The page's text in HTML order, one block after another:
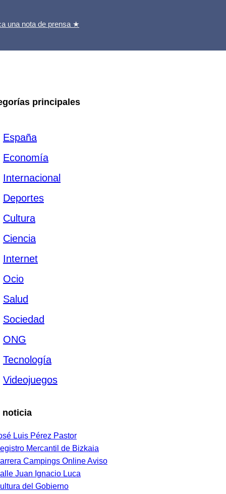
una nota de prensa ★
principales
España
Economía
Internacional
Deportes
Cultura
Ciencia
Internet
Ocio
Salud
Sociedad
ONG
Tecnología
Videojuegos
noticia
Luis Pérez Pastor
Mercantil de Bizkaia
Campings Online Aviso
Juan Ignacio Luca
del Gobierno